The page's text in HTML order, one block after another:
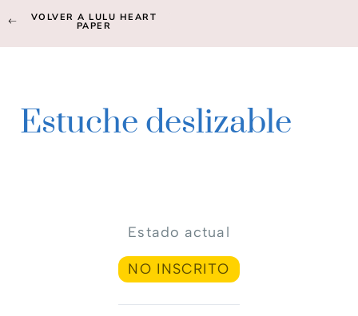
VOLVER A LULU HEART
PAPER
Estuche deslizable
Estado actual
NO INSCRITO